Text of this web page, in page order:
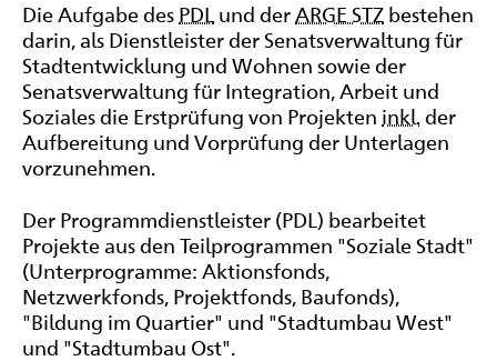
Die Aufgabe des PDL und derARGE STZ bestehen
darin, als Dienstleister der Senatsverwaltung für
Stadtentwicklung und Wohnen sowie der
Senatsverwaltung für Integration, Arbeit und
Soziales die Erstprüfung von Projekten inkl.der
Aufbereitung und Vorprüfung der Unterlagen
vorzunehmen.
Der Programmdienstleister (PDL) bearbeitet
Projekte aus den Teilprogrammen "Soziale Stadt"
(Unterprogramme: Aktionsfonds,
Netzwerkfonds, Projektfonds, Baufonds),
"Bildung im Quartier" und "Stadtumbau West"
und "Stadtumbau Ost".